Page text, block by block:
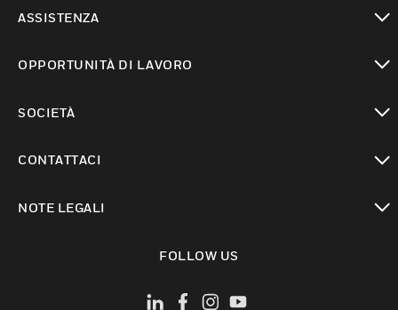
ASSISTENZA
OPPORTUNITÀ DI LAVORO
SOCIETÀ
CONTATTACI
NOTE LEGALI
FOLLOW US